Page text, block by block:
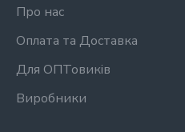
Про нас
Оплата та Доставка
Для ОПТовиків
Виробники